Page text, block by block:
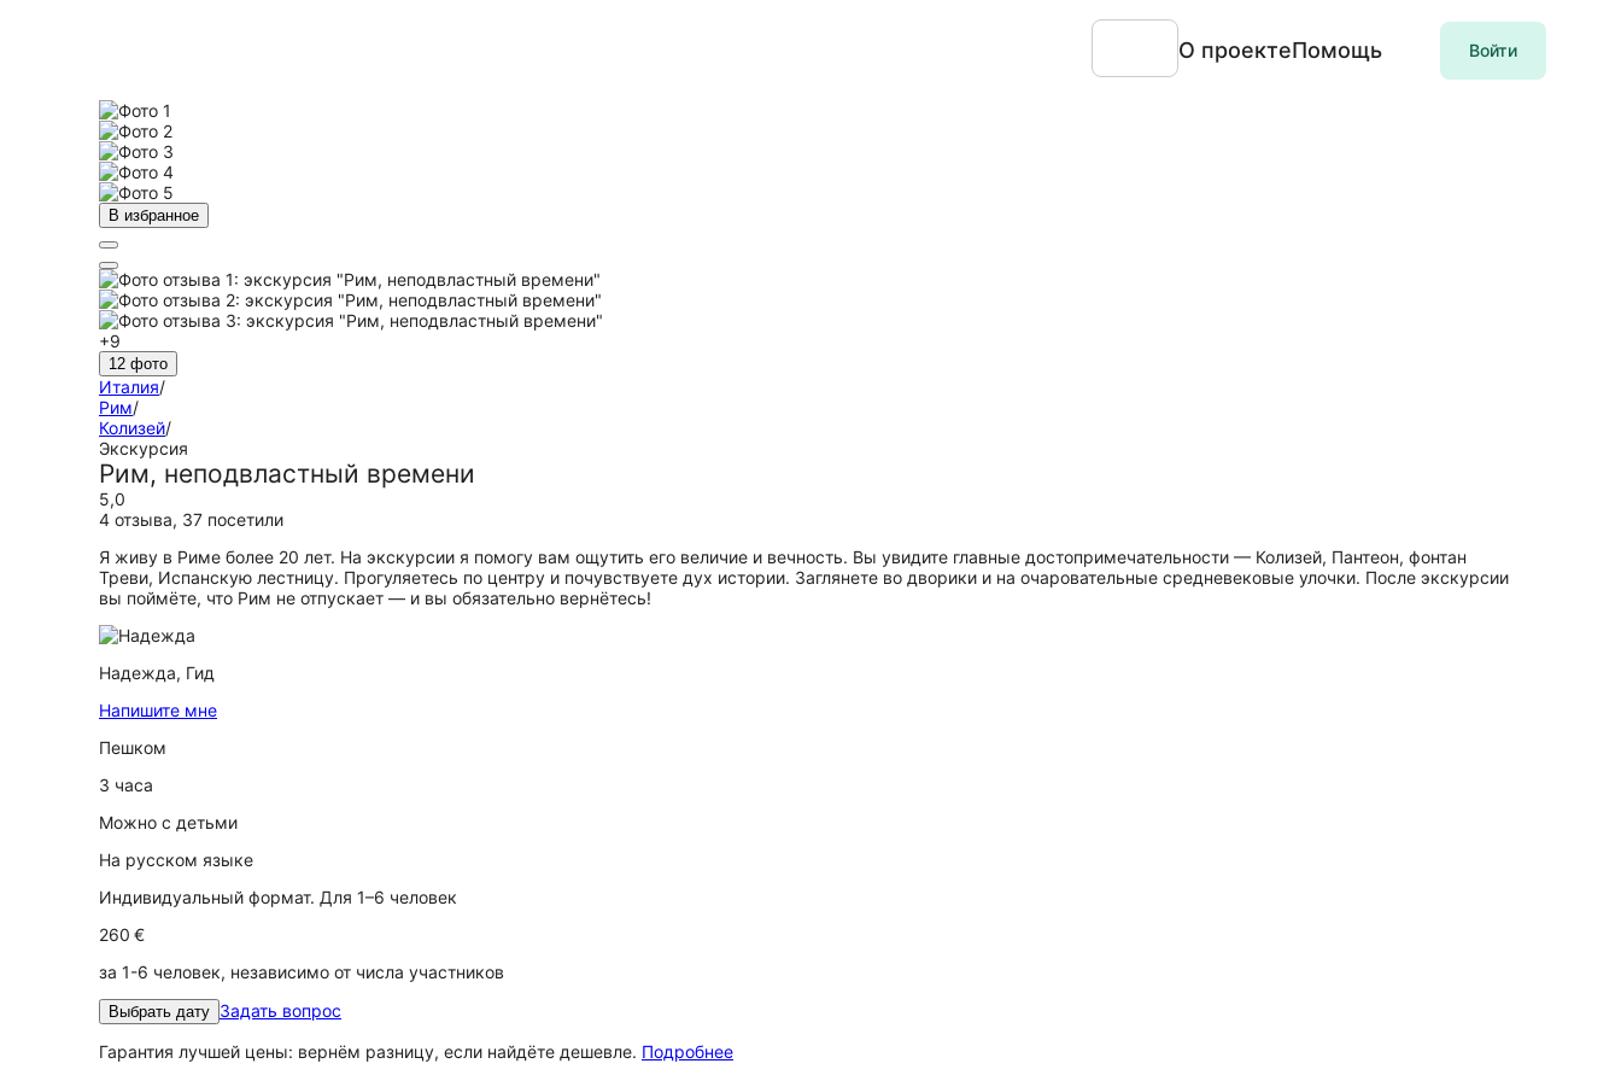
О проектеПомощь Войти
В избранное
+9
12 фото
Италия/
Рим/
Колизей/
Экскурсия
Рим, неподвластный времени
5,0
4 отзыва, 37 посетили
Я живу в Риме более 20 лет. На экскурсии я помогу вам ощутить его величие и вечность. Вы увидите главные достопримечательности — Колизей, Пантеон, фонтан
Треви, Испанскую лестницу. Прогуляетесь по центру и почувствуете дух истории. Заглянете во дворики и на очаровательные средневековые улочки. После экскурсии
вы поймёте, что Рим не отпускает — и вы обязательно вернётесь!
Надежда, Гид
Напишите мне
Пешком
3 часа
Можно с детьми
На русском языке
Индивидуальный формат. Для 1–6 человек
260 €
за 1-6 человек, независимо от числа участников
Выбрать дату Задать вопрос
Гарантия лучшей цены: вернём разницу, если найдёте дешевле. Подробнее